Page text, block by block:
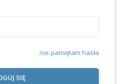
nie pamiętam hasła
SIĘ